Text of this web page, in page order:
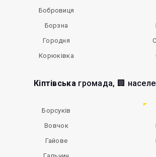
Бобровиця
Борзна
Городня
Корюківка
Кіптівськагромада, 🏢
Борсуків
Вовчок
Гайове